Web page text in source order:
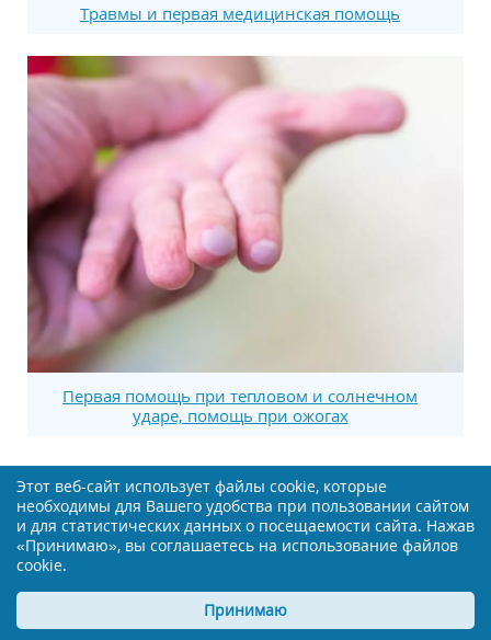
Травмы и первая медицинская помощь
Первая помощь при тепловом и солнечном
ударе, помощь при ожогах
СМОТРИТЕ ТАКЖЕ:
Гликлазид Канон - таблетки, инструкция
Этот веб-сайт использует файлы cookie, которые
необходимы для Вашего удобства при пользовании сайтом
и для статистических данных о посещаемости сайта. Нажав
«Принимаю», вы соглашаетесь на использование файлов
cookie.
Принимаю